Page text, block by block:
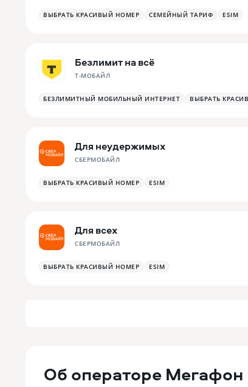
ВЫБРАТЬ КРАСИВЫЙ НОМЕР СЕМЕЙНЫЙ ТАРИФ ESIM
Безлимит на всё
Т-МОБАЙЛ
БЕЗЛИМИТНЫЙ МОБИЛЬНЫЙ ИНТЕРНЕТ ВЫБРАТЬ
Для неудержимых
СБЕРМОБАЙЛ
ВЫБРАТЬ КРАСИВЫЙ НОМЕР ESIM
Для всех
СБЕРМОБАЙЛ
ВЫБРАТЬ КРАСИВЫЙ НОМЕР ESIM
Об операторе Мегафон